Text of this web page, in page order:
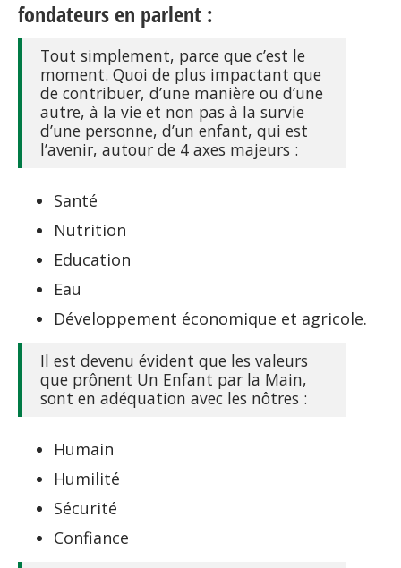
fondateurs en parlent :
Tout simplement, parce que c’est le
moment. Quoi de plus impactant que
de contribuer, d’une manière ou d’une
autre, à la vie et non pas à la survie
d’une personne, d’un enfant, qui est
l’avenir, autour de 4 axes majeurs :
Santé
Nutrition
Education
Eau
Développement économique et agricole.
Il est devenu évident que les valeurs
que prônent Un Enfant par la Main,
sont en adéquation avec les nôtres :
Humain
Humilité
Sécurité
Confiance